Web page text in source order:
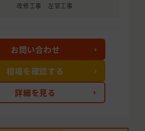
改修工事 左官工事
詳細を見る
お問い合わせ
相場を確認する